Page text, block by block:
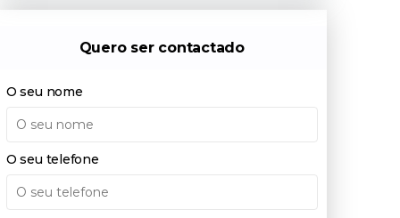
Quero ser contactado
O seu nome
O seu telefone